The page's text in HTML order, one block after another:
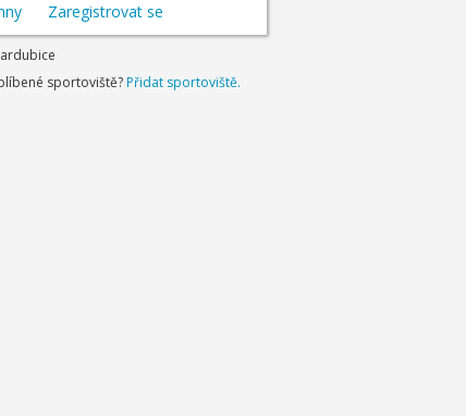
Zaregistrovat se
sportoviště? Přidat sportoviště.